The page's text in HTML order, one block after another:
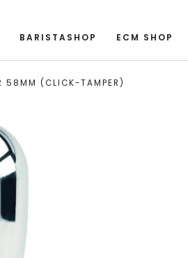
BARISTASHOP ECM SHOP
58MM (CLICK-TAMPER)